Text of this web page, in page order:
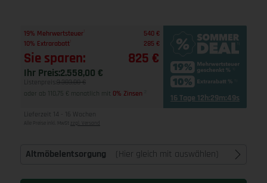
19% Mehrwertsteuer
540 €
10% Extrarabatt
285 €
Sie sparen: 825 €
Ihr Preis:2.558,00 €
Listenpreis: 3.383,00 €
oder ab 110,75 € monatlich mit 0% Zinsen 16 Tage 12h:29m:48s
Lieferzeit 14 - 16 Wochen
Alle Preise inkl. MwSt zzgl. Versand
Altmöbelentsorgung (Hier gleich mit auswählen)